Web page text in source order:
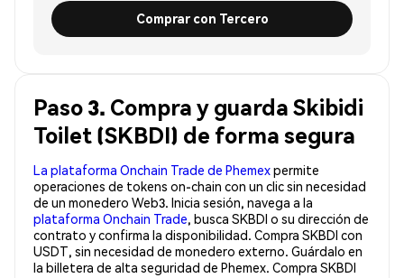
Comprar con Tercero
Paso 3. Compra y guarda Skibidi
Toilet (SKBDI) de forma segura
La plataforma Onchain Trade de Phemexpermite
operaciones de tokens on-chain con un clic sin necesidad
de un monedero Web3. Inicia sesión, navega a la
plataforma Onchain Trade, busca SKBDI o su dirección de
contrato y confirma la disponibilidad. Compra SKBDI con
USDT, sin necesidad de monedero externo. Guárdalo en
la billetera de alta seguridad de Phemex. Compra SKBDI